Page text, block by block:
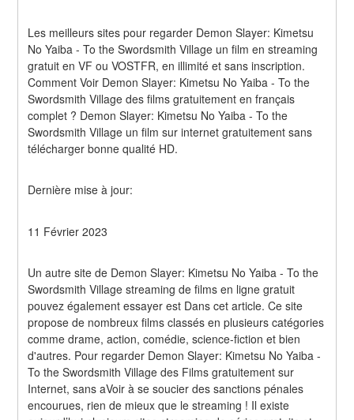
Les meilleurs sites pour regarder Demon Slayer: Kimetsu
No Yaiba - To the Swordsmith Village un film en streaming
gratuit en VF ou VOSTFR, en illimité et sans inscription.
Comment Voir Demon Slayer: Kimetsu No Yaiba - To the
Swordsmith Village des films gratuitement en français
complet ? Demon Slayer: Kimetsu No Yaiba - To the
Swordsmith Village un film sur internet gratuitement sans
télécharger bonne qualité HD.
Dernière mise à jour:
11 Février 2023
Un autre site de Demon Slayer: Kimetsu No Yaiba - To the
Swordsmith Village streaming de films en ligne gratuit
pouvez également essayer est Dans cet article. Ce site
propose de nombreux films classés en plusieurs catégories
comme drame, action, comédie, science-fiction et bien
d'autres. Pour regarder Demon Slayer: Kimetsu No Yaiba -
To the Swordsmith Village des Films gratuitement sur
Internet, sans aVoir à se soucier des sanctions pénales
encourues, rien de mieux que le streaming ! Il existe